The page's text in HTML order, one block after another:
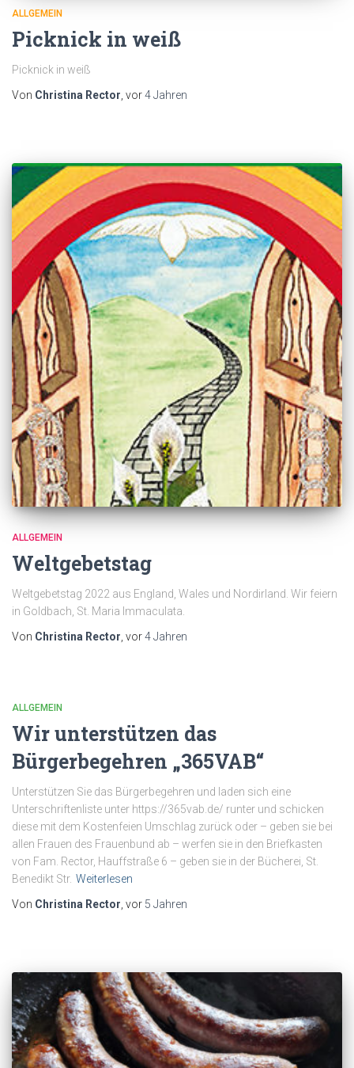
ALLGEMEIN
Picknick in weiß
Picknick in weiß
Von Christina Rector , vor4 Jahren
ALLGEMEIN
Weltgebetstag
Weltgebetstag 2022 aus England, Wales und Nordirland. Wir feiern
in Goldbach, St. Maria Immaculata.
Von Christina Rector , vor4 Jahren
ALLGEMEIN
Wir unterstützen das
Bürgerbegehren „365VAB“
Unterstützen Sie das Bürgerbegehren und laden sich eine
Unterschriftenliste unter https://365vab.de/ runter und schicken
diese mit dem Kostenfeien Umschlag zurück oder – geben sie bei
allen Frauen des Frauenbund ab – werfen sie in den Briefkasten
von Fam. Rector, Hauffstraße 6 – geben sie in der Bücherei, St.
Benedikt Str. Weiterlesen
Von Christina Rector , vor 5 Jahren